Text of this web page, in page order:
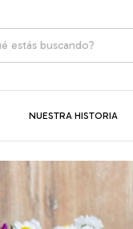
NUESTRA HISTORIA